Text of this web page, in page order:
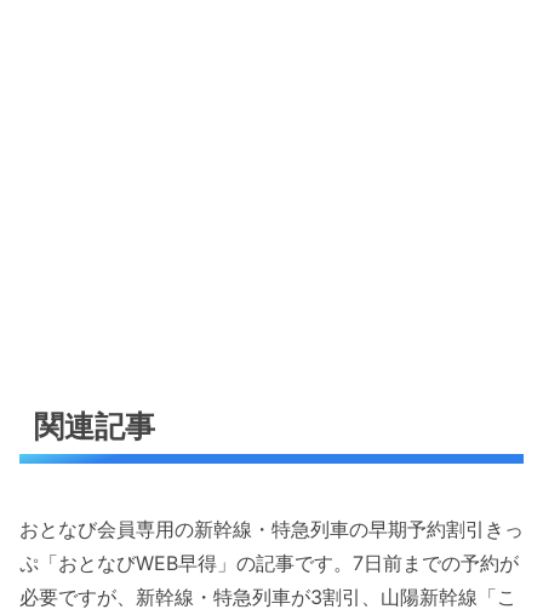
関連記事
おとなび会員専用の新幹線・特急列車の早期予約割引きっ
ぷ「おとなびWEB早得」の記事です。7日前までの予約が
必要ですが、新幹線・特急列車が3割引、山陽新幹線「こ